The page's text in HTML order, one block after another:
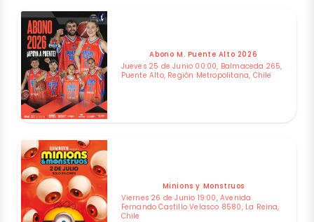
Abono M. Puente Alto 2026
Jueves 25 de Junio 00:00, Balmaceda 265,
Puente Alto, Región Metropolitana, Chile
Minions y Monstruos
Viernes 26 de Junio 19:00, Avenida
Fernando Castillo Velasco 8580, La Reina,
Chile